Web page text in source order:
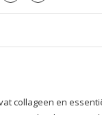
collageen en